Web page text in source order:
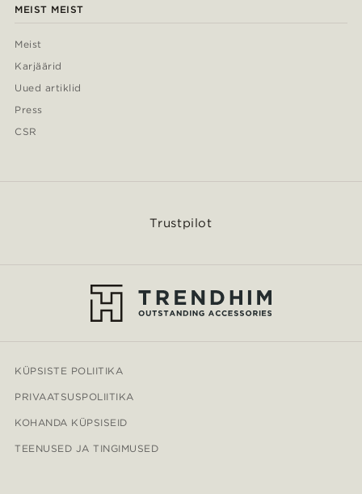
MEIST MEIST
Meist
Karjäärid
Uued artiklid
Press
CSR
Trustpilot
KÜPSISTE POLIITIKA
PRIVAATSUSPOLIITIKA
KOHANDA KÜPSISEID
TEENUSED JA TINGIMUSED